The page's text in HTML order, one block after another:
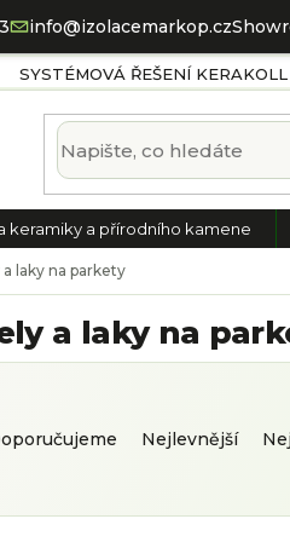
SYSTÉMOVÁ ŘEŠENÍ KERAKOLL
keramiky a přírodního kamene
laky na parkety
a laky na
Nejlevnější
info@izolacemarkop.cz